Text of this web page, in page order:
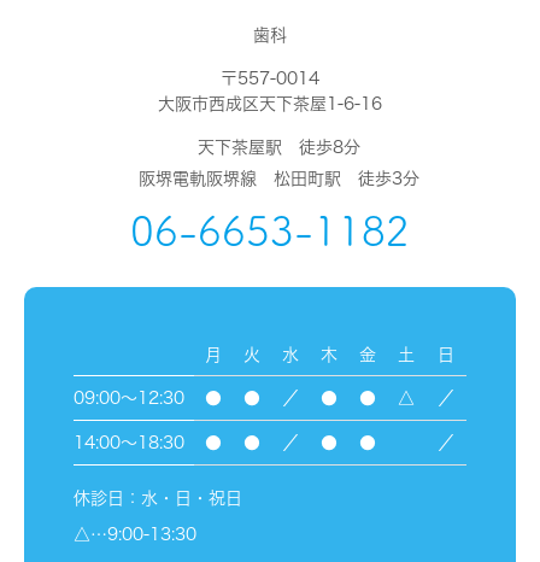
歯科
〒557-0014
大阪市西成区天下茶屋1-6-16
天下茶屋駅 徒歩8分
阪堺電軌阪堺線 松田町駅 徒歩3分
06-6653-1182
月 火 水 木 金 土 日
09:00～12:30 ● ● ／ ● ● △ ／
14:00～18:30 ● ● ／ ● ● ／
休診日：水・日・祝日
△…9:00-13:30